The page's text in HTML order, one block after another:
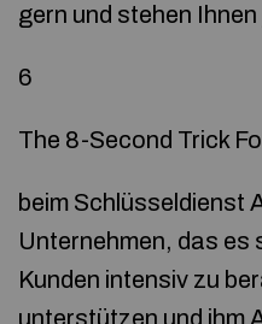
gern und stehen
6
The 8-Second Trick
beim Schlüsseldienst
Unternehmen, das es
Kunden intensiv zu
unterstützen und ihm